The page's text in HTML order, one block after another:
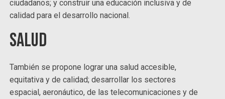
ciudadanos; y construir una educación inclusiva y de
calidad para el desarrollo nacional.
Salud
También se propone lograr una salud accesible,
equitativa y de calidad; desarrollar los sectores
espacial, aeronáutico, de las telecomunicaciones y de